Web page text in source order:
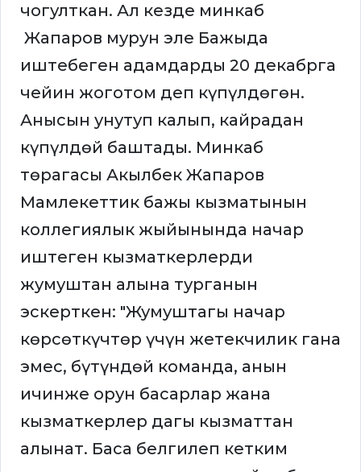
чогулткан. Ал кезде минкаб
Жапаров мурун эле Бажыда
иштебеген адамдарды 20 декабрга
чейин жоготом деп күпүлдөгөн.
Анысын унутуп калып, кайрадан
күпүлдөй баштады. Минкаб
төрагасы Акылбек Жапаров
Мамлекеттик бажы кызматынын
коллегиялык жыйынында начар
иштеген кызматкерлерди
жумуштан алына турганын
эскерткен: "Жумуштагы начар
көрсөткүчтөр үчүн жетекчилик гана
эмес, бүтүндөй команда, анын
ичинже орун басарлар жана
кызматкерлер дагы кызматтан
алынат. Баса белгилеп кетким